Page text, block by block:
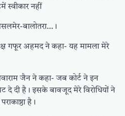
स्वीकार नहीं
बालोतरा…।
गफूर अहमद ने कहा- यह मामला मेरे
जैन ने कहा- जब कोर्ट ने इन
दी है। इसके बावजूद मेरे विरोधियों ने
है।